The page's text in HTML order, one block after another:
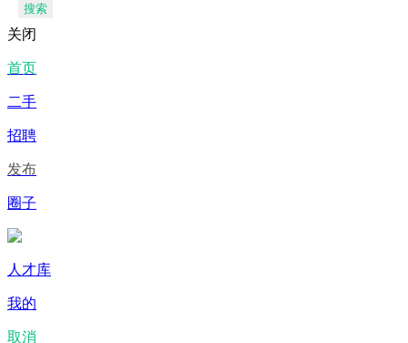
搜索
关闭
首页
二手
招聘
发布
圈子
人才库
我的
取消